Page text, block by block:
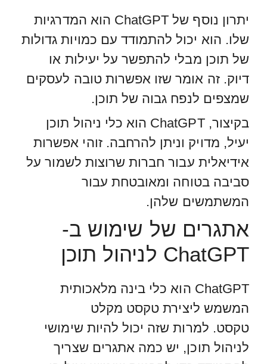
יתרון נוסף של ChatGPT הוא המדרגיות
שלו. הוא יכול להתמודד עם כמויות גדולות
של תוכן מבלי להתפשר על יעילות או
דיוק. זה אומר שזו אפשרות טובה לעסקים
שמצפים לנפח גבוה של תוכן.
בקיצור, ChatGPT הוא כלי ניהול תוכן
יעיל, מדויק וניתן להרחבה. זוהי אפשרות
אידיאלית עבור חברות שרוצות לשמור על
סביבה בטוחה ומאובטחת עבור
המשתמשים שלהן.
אתגרים של שימוש ב-
ChatGPT לניהול תוכן
ChatGPT הוא כלי בינה מלאכותית
המשמש ליצירת טקסט מקלט
טקסט. למרות שזה יכול להיות שימושי
לניהול תוכן, יש כמה אתגרים שצריך